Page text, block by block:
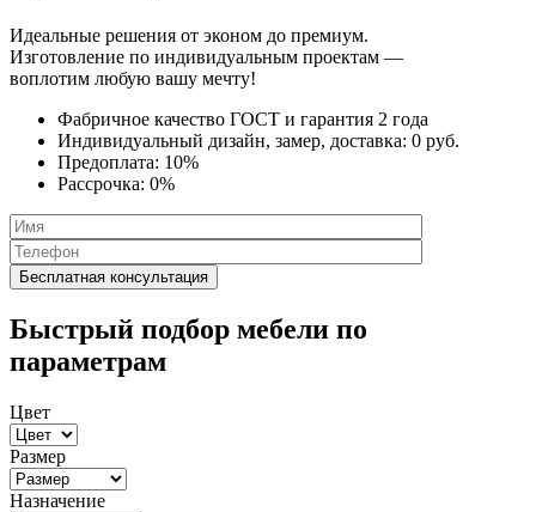
Идеальные решения от эконом до премиум.
Изготовление по индивидуальным проектам —
воплотим любую вашу мечту!
Фабричное качество ГОСТ и гарантия 2 года
Индивидуальный дизайн, замер, доставка: 0 руб.
Предоплата: 10%
Рассрочка: 0%
Быстрый подбор мебели по
параметрам
Цвет
Размер
Назначение